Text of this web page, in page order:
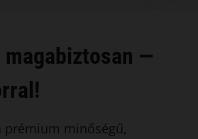
—
prémium minőségű,